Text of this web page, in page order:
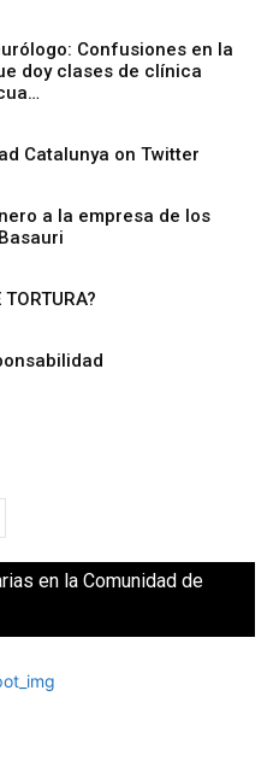
Confusiones en la
doy clases de clínica
Catalunya on Twitter
a la empresa de los
en la Comunidad de